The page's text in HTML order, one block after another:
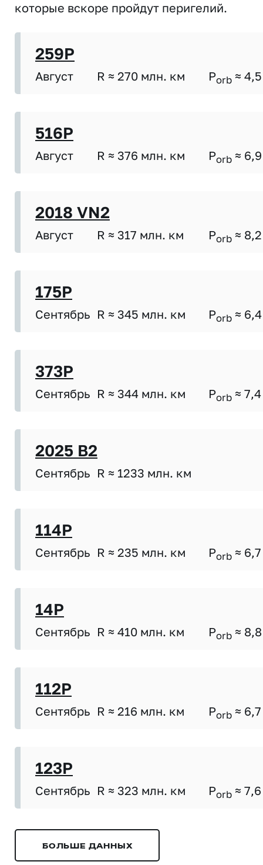
которые вскоре пройдут перигелий.
259P
Август R ≈ 270 млн. км Porb ≈ 4,5
516P
Август R ≈ 376 млн. км Porb ≈ 6,9
2018 VN2
Август R ≈ 317 млн. км Porb ≈ 8,2
175P
Сентябрь R ≈ 345 млн. км Porb ≈ 6,4
373P
Сентябрь R ≈ 344 млн. км Porb ≈ 7,4
2025 B2
Сентябрь R ≈ 1233 млн. км
114P
Сентябрь R ≈ 235 млн. км Porb ≈ 6,7
14P
Сентябрь R ≈ 410 млн. км Porb ≈ 8,8
112P
Сентябрь R ≈ 216 млн. км Porb ≈ 6,7
123P
Сентябрь R ≈ 323 млн. км Porb ≈ 7,6
БОЛЬШЕ ДАННЫХ